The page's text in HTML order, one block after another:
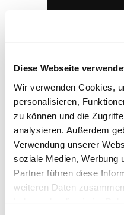
Diese Webseite
Wir verwenden Cookies,
personalisieren,
zu können und die
analysieren. Außerdem
Verwendung unserer
soziale Medien, Werbung
Partner führen diese
weiteren Daten
mAIstack →
KI-Fundament für
Einsatzbereit in